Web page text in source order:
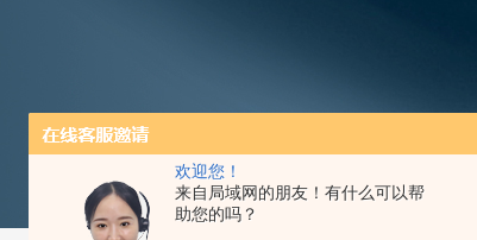
欢迎您！
来自局域网的朋友！有什么可以帮
助您的吗？